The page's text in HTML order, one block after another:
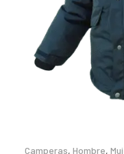
Camperas, Hombre,